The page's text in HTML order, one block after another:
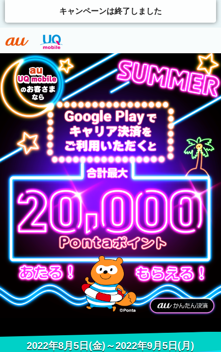
キャンペーンは終了しました
2022年8月5日(金)～2022年9月5日(月)